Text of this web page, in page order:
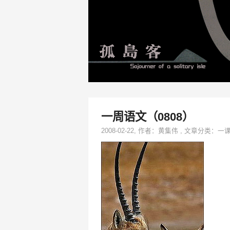
一周语文（0808）
2008-02-22, 作者： 黄集伟 , 文章分类： 一